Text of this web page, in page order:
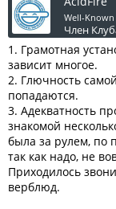
Well-
Член
1. Грамотная
зависит многое.
2. Глючность
попадаются.
3. Адекватность
знакомой
была за рулем, по
так как надо, не
Приходилось
верблюд.